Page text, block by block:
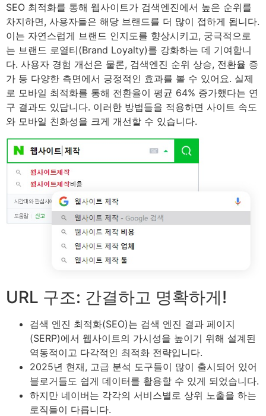
SEO 최적화를 통해 웹사이트가 검색엔진에서 높은 순위를
차지하면, 사용자들은 해당 브랜드를 더 많이 접하게 됩니다.
이는 자연스럽게 브랜드 인지도를 향상시키고, 궁극적으로
는 브랜드 로열티(Brand Loyalty)를 강화하는 데 기여합니
다. 사용자 경험 개선은 물론, 검색엔진 순위 상승, 전환율 증
가 등 다양한 측면에서 긍정적인 효과를 볼 수 있어요. 실제
로 모바일 최적화를 통해 전환율이 평균 64% 증가했다는 연
구 결과도 있답니다. 이러한 방법들을 적용하면 사이트 속도
와 모바일 친화성을 크게 개선할 수 있습니다.
URL 구조: 간결하고 명확하게!
검색 엔진 최적화(SEO)는 검색 엔진 결과 페이지
(SERP)에서 웹사이트의 가시성을 높이기 위해 설계된
역동적이고 다각적인 최적화 전략입니다.
2025년 현재, 고급 분석 도구들이 많이 출시되어 있어
블로거들도 쉽게 데이터를 활용할 수 있게 되었습니다.
하지만 네이버는 각각의 서비스별로 상위 노출을 하는
로직들이 다릅니다.